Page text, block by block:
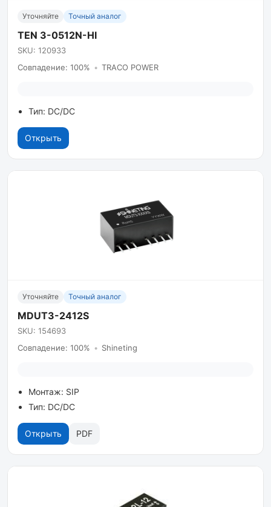
Уточняйте Точный аналог
TEN 3-0512N-HI
SKU: 120933
Совпадение: 100% • TRACO POWER
Тип: DC/DC
Открыть
Уточняйте Точный аналог
MDUT3-2412S
SKU: 154693
Совпадение: 100% • Shineting
Монтаж: SIP
Тип: DC/DC
Открыть PDF